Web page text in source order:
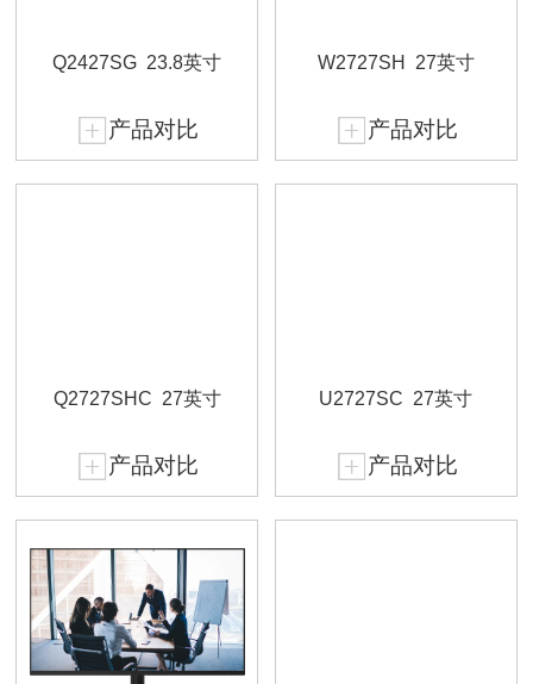
Q2427SG 23.8英寸
产品对比
W2727SH 27英寸
产品对比
Q2727SHC 27英寸
产品对比
U2727SC 27英寸
产品对比